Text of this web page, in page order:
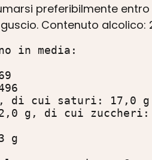
preferibilmente
Contenuto alcolico:
in media:
di cui saturi: 17,0 g
g, di cui zuccheri:
g